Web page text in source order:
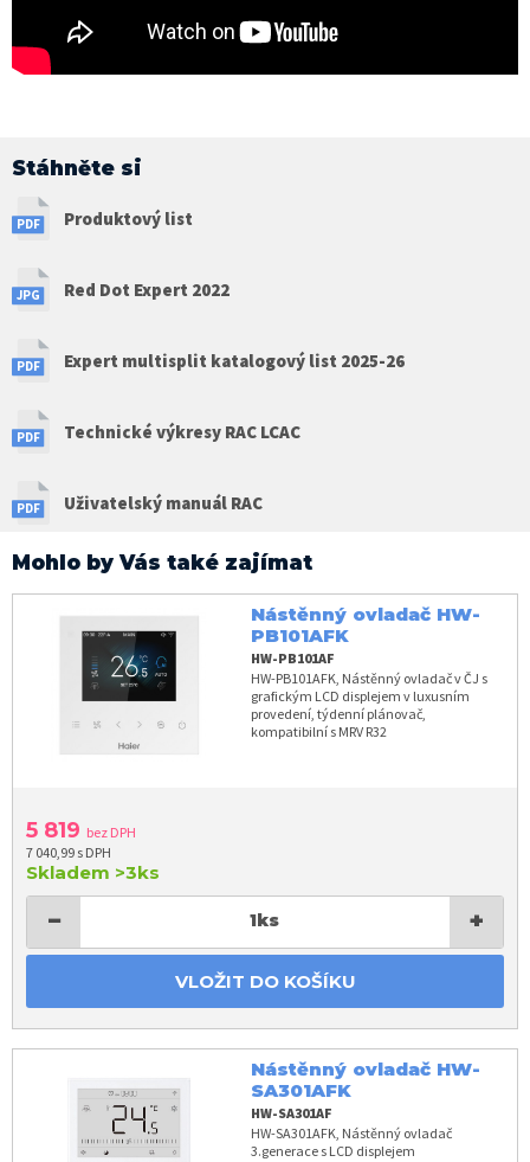
Stáhněte si
Produktový list
Red Dot Expert 2022
Expert multisplit katalogový list 2025-26
Technické výkresy RAC LCAC
Uživatelský manuál RAC
Mohlo by Vás také zajímat
Nástěnný ovladač HW-
PB101AFK
HW-PB101AF
HW-PB101AFK, Nástěnný ovladač v ČJ s
grafickým LCD displejem v luxusním
provedení, týdenní plánovač,
kompatibilní s MRV R32
5 819 bez DPH
7 040,99 s DPH
Skladem >3ks
− 1ks +
VLOŽIT DO KOŠÍKU
Nástěnný ovladač HW-
SA301AFK
HW-SA301AF
HW-SA301AFK, Nástěnný ovladač
3.generace s LCD displejem